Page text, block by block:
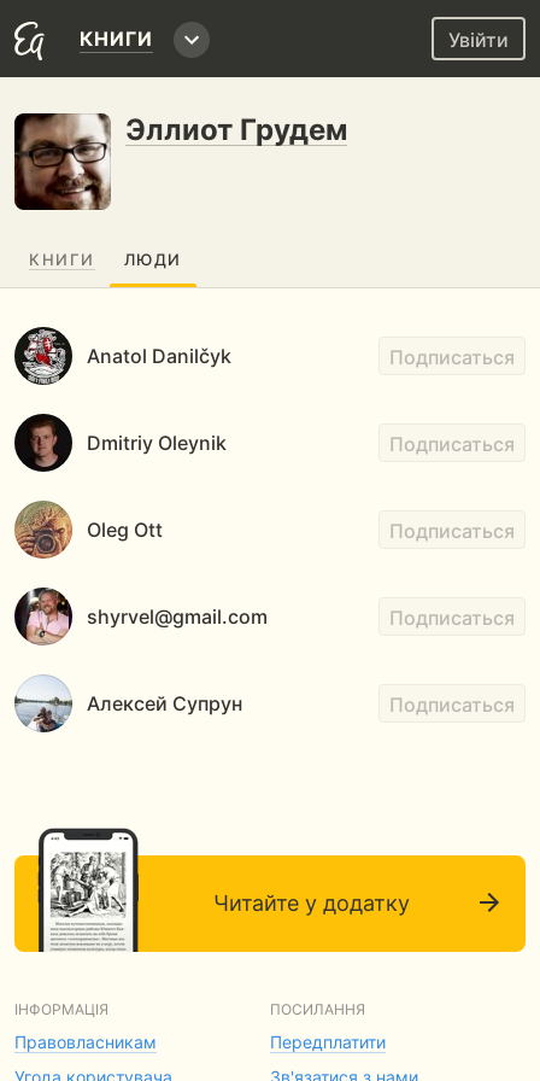
КНИГИ Увійти
Эллиот Грудем
КНИГИ ЛЮДИ
Anatol Danilčyk Подписаться
Dmitriy Oleynik Подписаться
Oleg Ott Подписаться
shyrvel@gmail.com Подписаться
Алексей Супрун Подписаться
Читайте у додатку
ІНФОРМАЦІЯ
Правовласникам
Угода користувача
ПОСИЛАННЯ
Передплатити
Зв'язатися з нами